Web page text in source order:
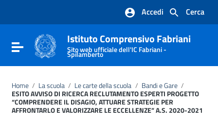
Vai al footer
Cerca
Accedi
Attiva / disattiva la navigazione
Istituto Comprensivo Fabriani
Sito web ufficiale dell'IC Fabriani -
Spilamberto
Home / La scuola / Le carte della scuola / Bandi e Gare /
ESITO AVVISO DI RICERCA RECLUTAMENTO ESPERTI PROGETTO
“COMPRENDERE IL DISAGIO, ATTUARE STRATEGIE PER
AFFRONTARLO E VALORIZZARE LE ECCELLENZE” A.S. 2020-2021